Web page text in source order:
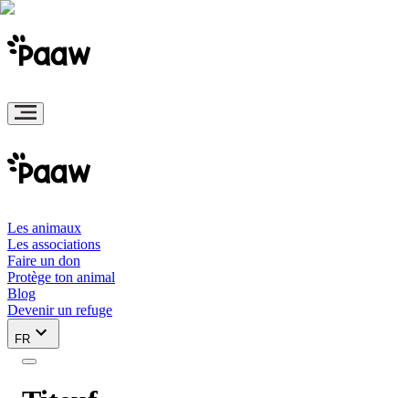
Les animaux
Les associations
Faire un don
Protège ton animal
Blog
Devenir un refuge
FR